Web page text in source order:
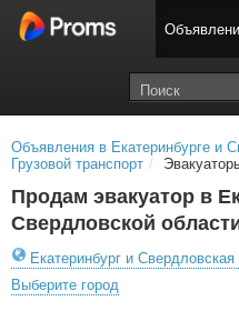
Объявления в Екатеринбурге и
Грузовой транспорт /
Продам эвакуатор в
Свердловской
Екатеринбург и Свердловская
Выберите город